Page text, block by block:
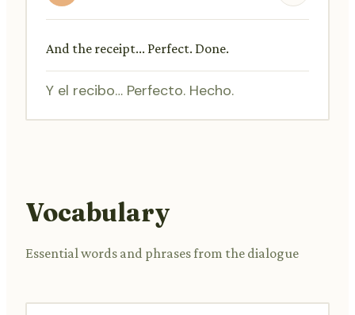
And the receipt... Perfect. Done.
Y el recibo… Perfecto. Hecho.
Vocabulary
Essential words and phrases from the dialogue